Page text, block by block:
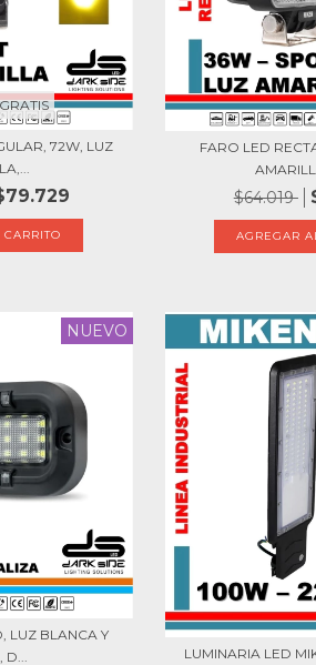
72W, LUZ
FARO LED
$64.019
NUEVO
LUZ BLANCA Y
LUMINARIA LED